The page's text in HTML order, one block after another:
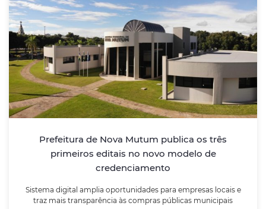
Prefeitura de Nova Mutum publica os três
primeiros editais no novo modelo de
credenciamento
Sistema digital amplia oportunidades para empresas locais e
traz mais transparência às compras públicas municipais
Prefeitura de Nova Mutum publica os três
primeiros editais no novo modelo de
credenciamento
Sistema digital amplia oportunidades para empresas
locais e traz mais transparência às compras públicas
LEIA MAIS